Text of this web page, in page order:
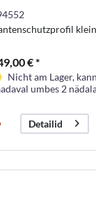
€ *
Nicht am Lager,
umbes 2
Detailid